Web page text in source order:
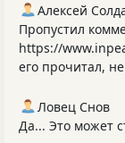
Алексей
Пропустил
https://
его прочитал,
Ловец Снов
Да... Это может